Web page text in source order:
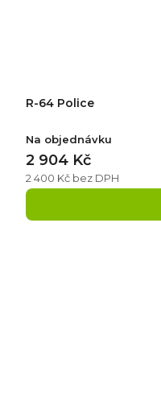
R-64 Police
Na objednávku
2 400 Kč bez DPH
2 904 Kč